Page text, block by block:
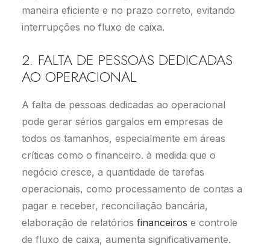
maneira eficiente e no prazo correto, evitando
interrupções no fluxo de caixa.
2. FALTA DE PESSOAS DEDICADAS
AO OPERACIONAL
A falta de pessoas dedicadas ao operacional
pode gerar sérios gargalos em empresas de
todos os tamanhos, especialmente em áreas
críticas como o financeiro. à medida que o
negócio cresce, a quantidade de tarefas
operacionais, como processamento de contas a
pagar e receber, reconciliação bancária,
elaboração de relatórios financeiros e controle
de fluxo de caixa, aumenta significativamente.